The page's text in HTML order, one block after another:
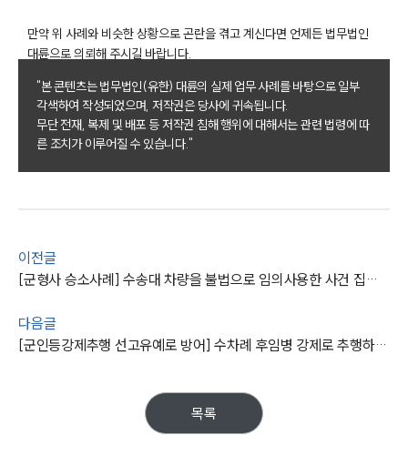
만약 위 사례와 비슷한 상황으로 곤란을 겪고 계신다면 언제든 법무법인
대륜으로 의뢰해 주시길 바랍니다.
"본 콘텐츠는 법무법인(유한) 대륜의 실제 업무 사례를 바탕으로 일부
각색하여 작성되었으며, 저작권은 당사에 귀속됩니다.
무단 전재, 복제 및 배포 등 저작권 침해 행위에 대해서는 관련 법령에 따
른 조치가 이루어질 수 있습니다."
이전글
[군형사 승소사례] 수송대 차량을 불법으로 임의사용한 사건 집행유예 방어
다음글
[군인등강제추행 선고유예로 방어] 수차례 후임병 강제로 추행하였으나 처벌을 면함
목록